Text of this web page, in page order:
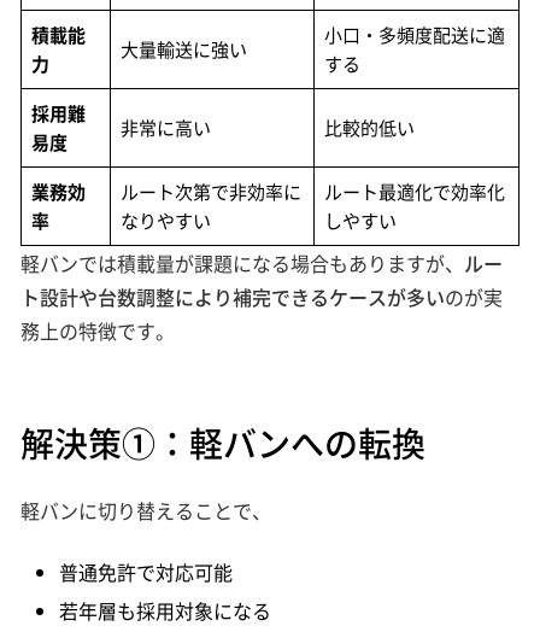
積載能
力
大量輸送に強い
小口・多頻度配送に適
する
採用難
易度
非常に高い 比較的低い
業務効
率
ルート次第で非効率に
なりやすい
ルート最適化で効率化
しやすい
軽バンでは積載量が課題になる場合もありますが、 ルー
ト設計や台数調整により補完できるケースが多いのが実
務上の特徴です。
解決策①：軽バンへの転換
軽バンに切り替えることで、
普通免許で対応可能
若年層も採用対象になる